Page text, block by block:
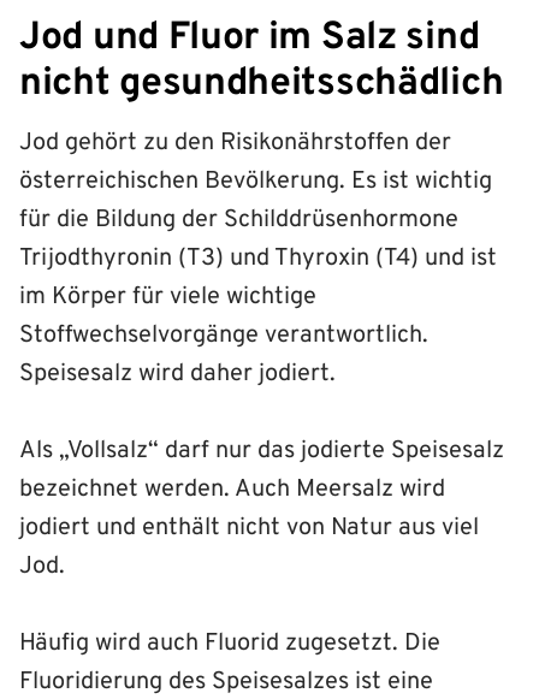
Jod und Fluor im Salz sind
nicht gesundheitsschädlich
Jod gehört zu den Risikonährstoffen der
österreichischen Bevölkerung. Es ist wichtig
für die Bildung der Schilddrüsenhormone
Trijodthyronin (T3) und Thyroxin (T4) und ist
im Körper für viele wichtige
Stoffwechselvorgänge verantwortlich.
Speisesalz wird daher jodiert.
Als „Vollsalz“ darf nur das jodierte Speisesalz
bezeichnet werden. Auch Meersalz wird
jodiert und enthält nicht von Natur aus viel
Jod.
Häufig wird auch Fluorid zugesetzt. Die
Fluoridierung des Speisesalzes ist eine